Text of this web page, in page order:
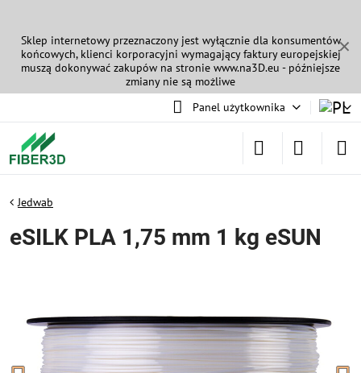
✕
Sklep internetowy przeznaczony jest wyłącznie dla konsumentów
końcowych, klienci korporacyjni wymagający faktury europejskiej
muszą dokonywać zakupów na stronie www.na3D.eu - późniejsze
zmiany nie są możliwe
Panel użytkownika
Jedwab
eSILK PLA 1,75 mm 1 kg eSUN